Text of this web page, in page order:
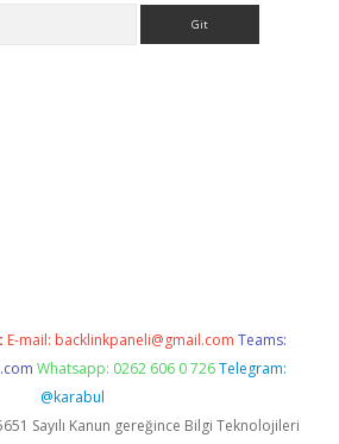
E-mail: backlinkpaneli@gmail.com Teams:
Whatsapp: 0262 606 0 726 Telegram:
@karabul
Sayılı Kanun gereğince Bilgi Teknolojileri